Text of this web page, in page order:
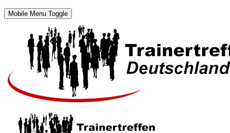
Mobile Menu Toggle